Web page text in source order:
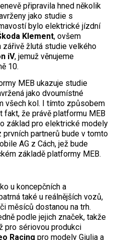
připravila hned několik
jako studie s
bylo elektrické jízdní
Klement, ovšem
žlutá studie velkého
iV, jemuž věnujeme
10.
MEB ukazuje studie
jako dvoumístné
všech kol. I tímto způsobem
že právě platformu MEB
základ pro elektrické modely
partnerů bude v tomto
AG z Cách, jež bude
základě platformy MEB.
u koncepčních a
také u reálnějších vozů,
měsíců dostanou na trh.
podle jejich značek, takže
pro sériovou produkci
Racing pro modely Giulia a